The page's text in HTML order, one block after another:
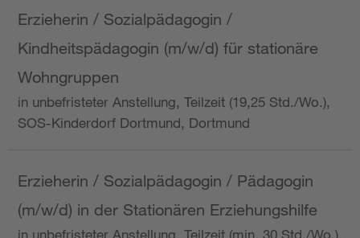
Erzieherin / Sozialpädagogin /
Kindheitspädagogin (m/w/d) für stationäre
Wohngruppen
in unbefristeter Anstellung, Teilzeit (19,25 Std./Wo.),
SOS-Kinderdorf Dortmund, Dortmund
Erzieherin / Sozialpädagogin / Pädagogin
(m/w/d) in der Stationären Erziehungshilfe
in unbefristeter Anstellung, Teilzeit (min. 30 Std./Wo.),